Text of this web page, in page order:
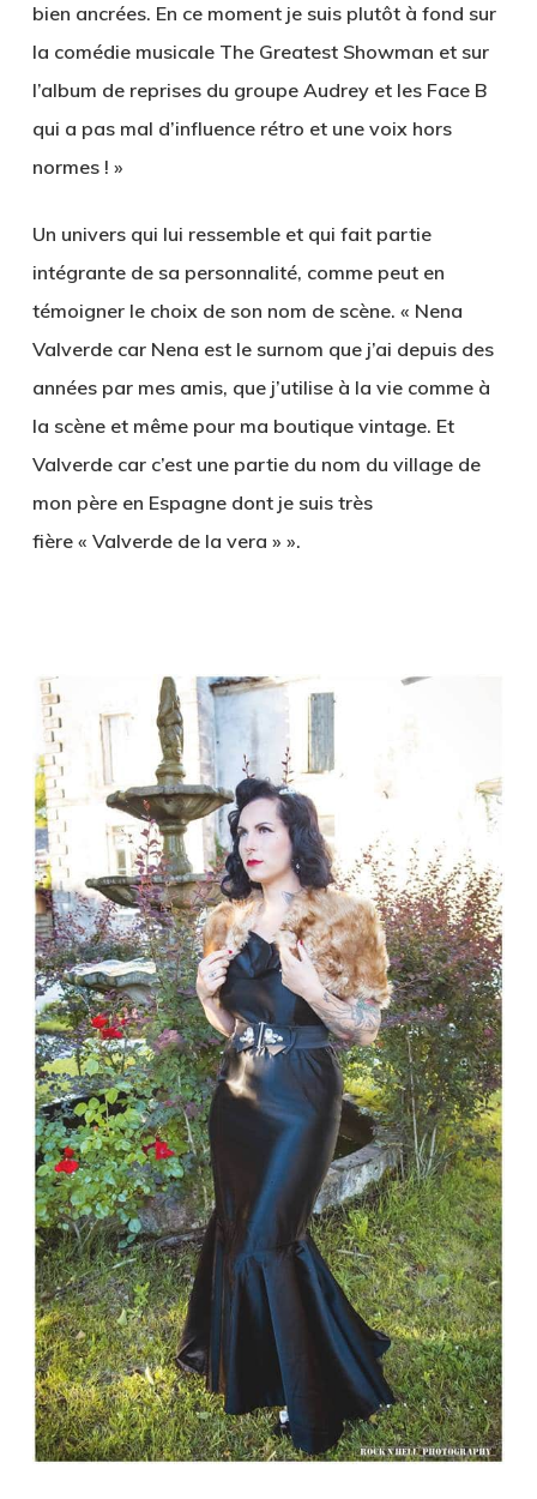
bien ancrées. En ce moment je suis plutôt à fond sur
la comédie musicale The Greatest Showman et sur
l’album de reprises du groupe Audrey et les Face B
qui a pas mal d’influence rétro et une voix hors
normes ! »
Un univers qui lui ressemble et qui fait partie
intégrante de sa personnalité, comme peut en
témoigner le choix de son nom de scène. « Nena
Valverde car Nena est le surnom que j’ai depuis des
années par mes amis, que j’utilise à la vie comme à
la scène et même pour ma boutique vintage. Et
Valverde car c’est une partie du nom du village de
mon père en Espagne dont je suis très
fière « Valverde de la vera » ».